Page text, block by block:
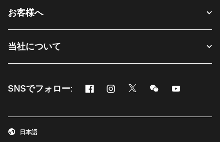
お客様へ
当社について
SNSでフォロー: Facebook
新しいウィンドウで開く
Instagram
新しいウィンドウで開く
Twitter
新しいウィンドウで開く
Messenger
新しいウィンドウ
新しいウィ
日本語